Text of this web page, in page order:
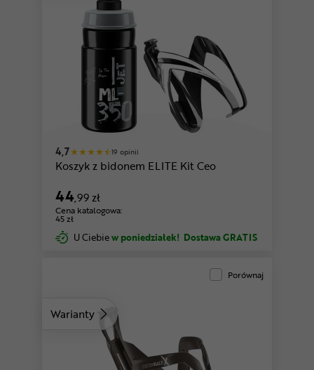
czarny-przezroczysty-niebieski
4,7 19 opinii
Koszyk z bidonem ELITE Kit Ceo
44,99 zł
Cena katalogowa:
45 zł
U Ciebiew poniedziałek! Dostawa GRATIS
Warianty
Porównaj